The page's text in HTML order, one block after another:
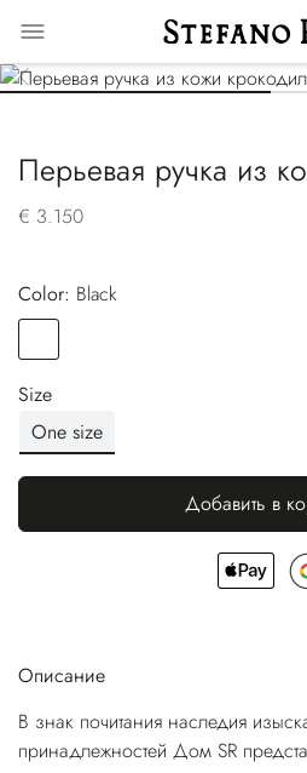
Перьевая ручка из
€ 3.150
Color:
black
Size
One size
Добавить в
Описание
В знак почитания наследия
принадлежностей Дом SR